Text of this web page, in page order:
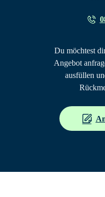
Du möchtest
Angebot
ausfüllen